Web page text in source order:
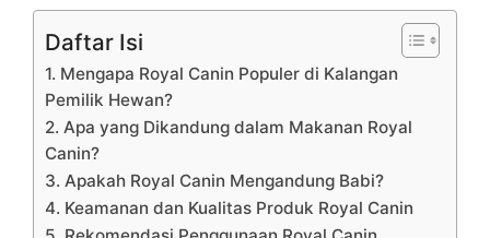
Daftar Isi
1. Mengapa Royal Canin Populer di Kalangan
Pemilik Hewan?
2. Apa yang Dikandung dalam Makanan Royal
Canin?
3. Apakah Royal Canin Mengandung Babi?
4. Keamanan dan Kualitas Produk Royal Canin